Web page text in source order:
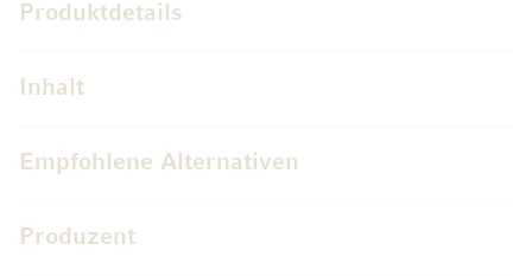
Produktdetails
Inhalt
Empfohlene Alternativen
Produzent